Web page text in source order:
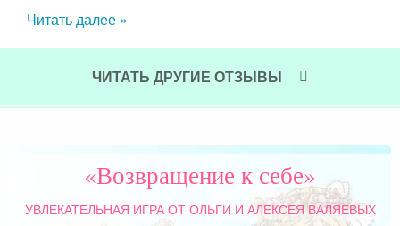
Читать далее »
ЧИТАТЬ ДРУГИЕ ОТЗЫВЫ
«Возвращение к себе»
УВЛЕКАТЕЛЬНАЯ ИГРАОТ ОЛЬГИ И АЛЕКСЕЯ ВАЛЯЕВЫХ